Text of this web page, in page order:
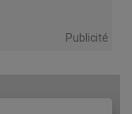
Publicité